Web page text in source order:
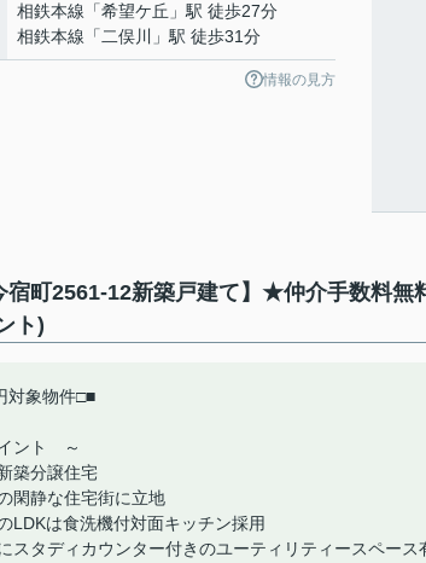
相鉄本線 「希望ケ丘 」駅 徒歩27分
相鉄本線 「 二俣川 」駅 徒歩31分
情報の見方
宿町2561-12新築戸建て】★仲介手数料
ト)
対象物件□■
ント ～
築分譲住宅
閑静な住宅街に立地
LDKは食洗機付対面キッチン採用
スタディカウンター付きのユーティリティースペース